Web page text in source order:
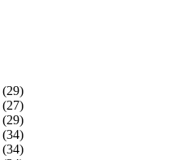
(29)
(27)
(29)
(34)
(34)